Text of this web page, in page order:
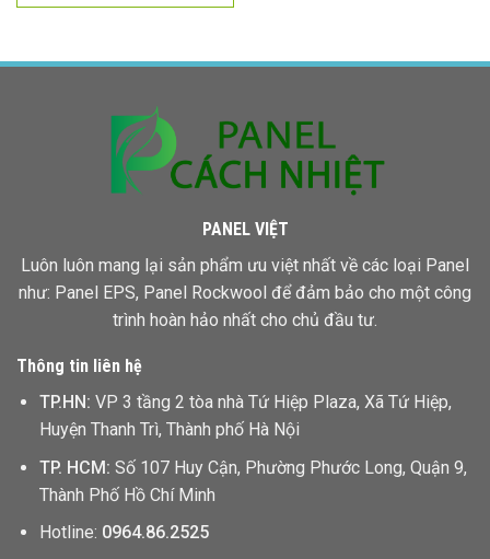
PANEL VIỆT
Luôn luôn mang lại sản phẩm ưu việt nhất về các loại Panel
như: Panel EPS, Panel Rockwool để đảm bảo cho một công
trình hoàn hảo nhất cho chủ đầu tư.
Thông tin liên hệ
TP.HN: VP 3 tầng 2 tòa nhà Tứ Hiệp Plaza, Xã Tứ Hiệp,
Huyện Thanh Trì, Thành phố Hà Nội
TP. HCM: Số 107 Huy Cận, Phường Phước Long, Quận 9,
Thành Phố Hồ Chí Minh
Hotline: 0964.86.2525